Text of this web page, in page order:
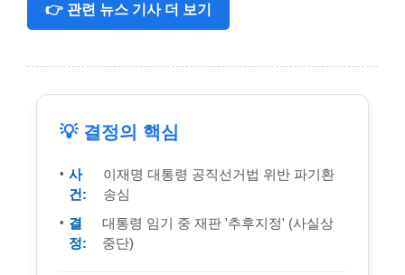
👉 관련 뉴스 기사 더 보기
💡 결정의 핵심
사
건:
이재명 대통령 공직선거법 위반 파기환
송심
결
정:
대통령 임기 중 재판 '추후지정' (사실상
중단)